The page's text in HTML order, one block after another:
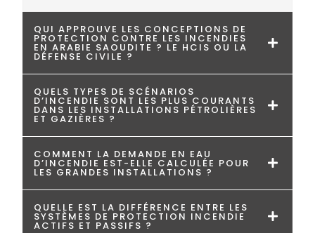
QUI APPROUVE LES CONCEPTIONS DE
PROTECTION CONTRE LES INCENDIES
EN ARABIE SAOUDITE ? LE HCIS OU LA
DÉFENSE CIVILE ?
QUELS TYPES DE SCÉNARIOS
D’INCENDIE SONT LES PLUS COURANTS
DANS LES INSTALLATIONS PÉTROLIÈRES
ET GAZIÈRES ?
COMMENT LA DEMANDE EN EAU
D’INCENDIE EST-ELLE CALCULÉE POUR
LES GRANDES INSTALLATIONS ?
QUELLE EST LA DIFFÉRENCE ENTRE LES
SYSTÈMES DE PROTECTION INCENDIE
ACTIFS ET PASSIFS ?